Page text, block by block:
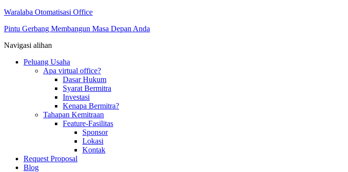
Waralaba Otomatisasi Office
Pintu Gerbang Membangun Masa Depan Anda
Navigasi alihan
Peluang Usaha
Apa virtual office?
Dasar Hukum
Syarat Bermitra
Investasi
Kenapa Bermitra?
Tahapan Kemitraan
Feature-Fasilitas
Sponsor
Lokasi
Kontak
Request Proposal
Blog